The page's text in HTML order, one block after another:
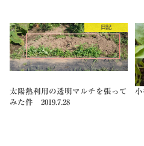
日記
太陽熱利用の透明マルチを張って
みた件 2019.7.28
小